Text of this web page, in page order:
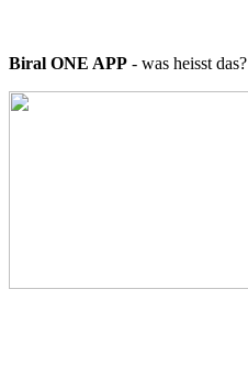
Biral ONE APP - was heisst das?